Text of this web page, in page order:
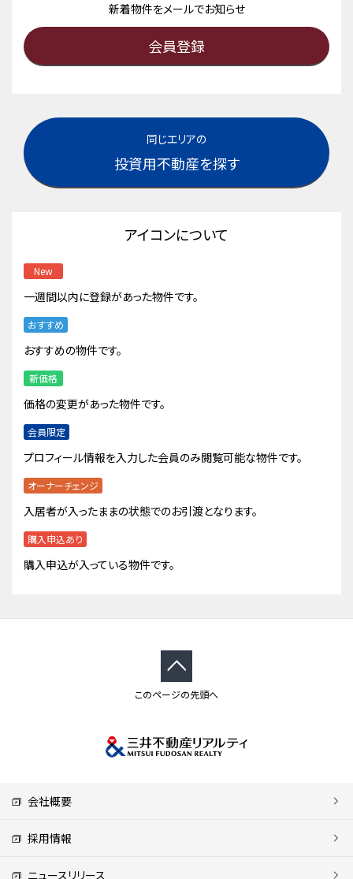
新着物件をメールでお知らせ
会員登録
同じエリアの
投資用不動産を探す
アイコンについて
New
一週間以内に登録があった物件です。
おすすめ
おすすめの物件です。
新価格
価格の変更があった物件です。
会員限定
プロフィール情報を入力した会員のみ閲覧可能な物件です。
オーナーチェンジ
入居者が入ったままの状態でのお引渡となります。
購入申込あり
購入申込が入っている物件です。
このページの先頭へ
会社概要
採用情報
ニュースリリース